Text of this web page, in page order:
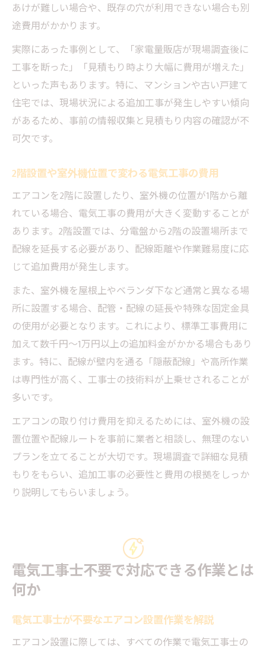
あけが難しい場合や、既存の穴が利用できない場合も別
途費用がかかります。
実際にあった事例として、「家電量販店が現場調査後に
工事を断った」「見積もり時より大幅に費用が増えた」
といった声もあります。特に、マンションや古い戸建て
住宅では、現場状況による追加工事が発生しやすい傾向
があるため、事前の情報収集と見積もり内容の確認が不
可欠です。
2階設置や室外機位置で変わる電気工事の費用
エアコンを2階に設置したり、室外機の位置が1階から離
れている場合、電気工事の費用が大きく変動することが
あります。2階設置では、分電盤から2階の設置場所まで
配線を延長する必要があり、配線距離や作業難易度に応
じて追加費用が発生します。
また、室外機を屋根上やベランダ下など通常と異なる場
所に設置する場合、配管・配線の延長や特殊な固定金具
の使用が必要となります。これにより、標準工事費用に
加えて数千円～1万円以上の追加料金がかかる場合もあり
ます。特に、配線が壁内を通る「隠蔽配線」や高所作業
は専門性が高く、工事士の技術料が上乗せされることが
多いです。
エアコンの取り付け費用を抑えるためには、室外機の設
置位置や配線ルートを事前に業者と相談し、無理のない
プランを立てることが大切です。現場調査で詳細な見積
もりをもらい、追加工事の必要性と費用の根拠をしっか
り説明してもらいましょう。
電気工事士不要で対応できる作業とは
何か
電気工事士が不要なエアコン設置作業を解説
エアコン設置に際しては、すべての作業で電気工事士の